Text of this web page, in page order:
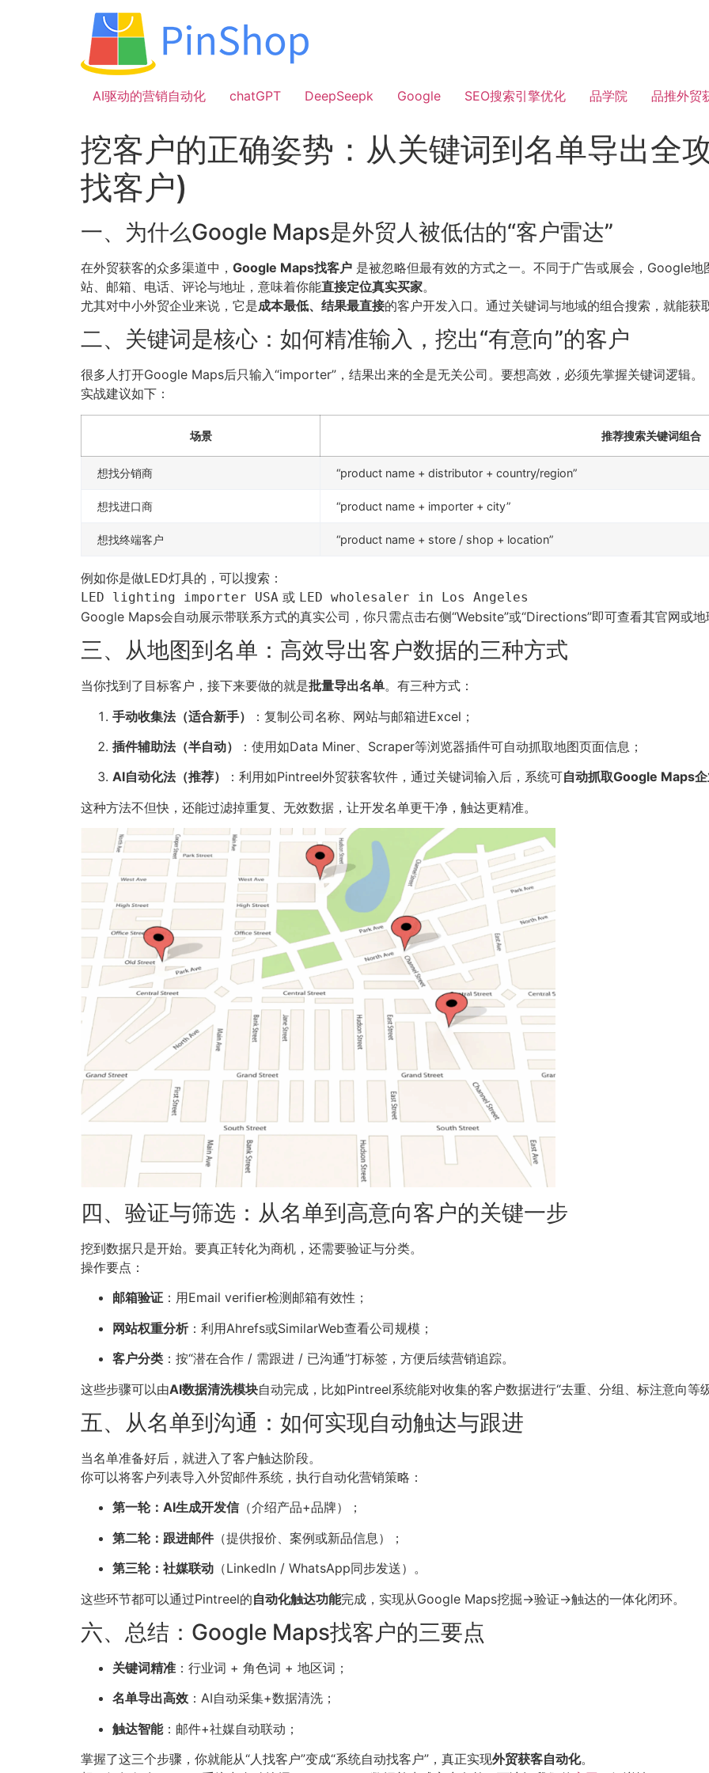
AI驱动的营销自动化
chatGPT DeepSeepk Google SEO搜索引擎优化 品学院 品推外贸
挖客户的正确姿势：从关键词到名单导出全
找客户)
一、为什么Google Maps是外贸人被低估的“客户雷达”
在外贸获客的众多渠道中， Google Maps找客户 是被忽略但最有效的方式之一。不同于广告或展会，Google
站、邮箱、电话、评论与地址，意味着你能直接定位真实买家。
尤其对中小外贸企业来说，它是成本最低、结果最直接的客户开发入口。通过关键词与地域的组合搜索，就能获
二、关键词是核心：如何精准输入，挖出“有意向”的客户
很多人打开Google Maps后只输入“importer”，结果出来的全是无关公司。要想高效，必须先掌握关键词逻辑。
实战建议如下：
场景 推荐搜索关键词组合
想找分销商 “product name + distributor + country/region”
想找进口商 “product name + importer + city”
想找终端客户 “product name + store / shop + location”
例如你是做LED灯具的，可以搜索：
LED lighting importer USA 或 LED wholesaler in Los Angeles
Google Maps会自动展示带联系方式的真实公司，你只需点击右侧“Website”或“Directions”即可查看其官网或地
三、从地图到名单：高效导出客户数据的三种方式
当你找到了目标客户，接下来要做的就是批量导出名单。有三种方式：
手动收集法（适合新手）
：复制公司名称、网站与邮箱进Excel；
插件辅助法（半自动）
：使用如Data Miner、Scraper等浏览器插件可自动抓取地图页面信息；
AI自动化法（推荐）
：利用如Pintreel外贸获客软件，通过关键词输入后，系统可自动抓取Google Maps
这种方法不但快，还能过滤掉重复、无效数据，让开发名单更干净，触达更精准。
四、验证与筛选：从名单到高意向客户的关键一步
挖到数据只是开始。要真正转化为商机，还需要验证与分类。
操作要点：
邮箱验证 ：用Email verifier检测邮箱有效性；
网站权重分析：利用Ahrefs或SimilarWeb查看公司规模；
客户分类 ：按“潜在合作 / 需跟进 / 已沟通”打标签，方便后续营销追踪。
这些步骤可以由AI数据清洗模块自动完成，比如Pintreel系统能对收集的客户数据进行“去重、分组、标注意向等
五、从名单到沟通：如何实现自动触达与跟进
当名单准备好后，就进入了客户触达阶段。
你可以将客户列表导入外贸邮件系统，执行自动化营销策略：
第一轮：AI生成开发信（介绍产品+品牌）；
第二轮：跟进邮件（提供报价、案例或新品信息）；
第三轮：社媒联动 （LinkedIn / WhatsApp同步发送）。
这些环节都可以通过Pintreel的自动化触达功能完成，实现从Google Maps挖掘→验证→触达的一体化闭环。
六、总结：Google Maps找客户的三要点
关键词精准 ：行业词 + 角色词 + 地区词；
名单导出高效 ：AI自动采集+数据清洗；
触达智能：邮件+社媒自动联动；
掌握了这三个步骤，你就能从“人找客户”变成“系统自动找客户”，真正实现外贸获客自动化。